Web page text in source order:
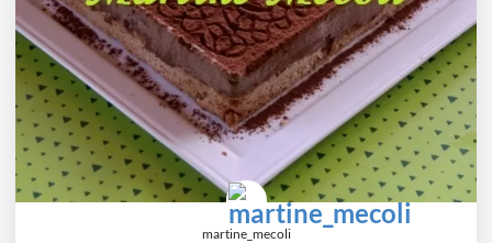
martine_mecoli